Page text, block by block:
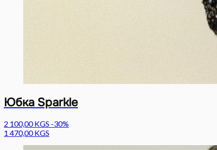
Юбка Sparkle
2 100,00 KGS -30%
1 470,00 KGS